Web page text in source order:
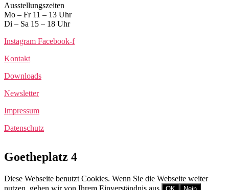
Ausstellungszeiten
Mo – Fr 11 – 13 Uhr
Di – Sa 15 – 18 Uhr
Instagram Facebook-f
Kontakt
Downloads
Newsletter
Impressum
Datenschutz
Goetheplatz 4
Diese Webseite benutzt Cookies. Wenn Sie die Webseite weiter
nutzen, gehen wir von Ihrem Einverständnis aus.